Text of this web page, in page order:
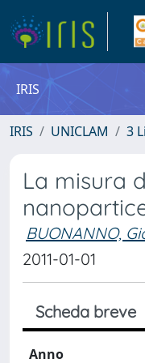
IRIS
IRIS UNICLAM 3
La misura
BUONANNO,
2011-01-01
Scheda breve
Anno